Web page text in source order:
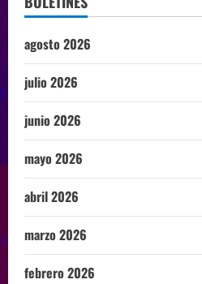
agosto 2026
julio 2026
junio 2026
mayo 2026
abril 2026
marzo 2026
febrero 2026